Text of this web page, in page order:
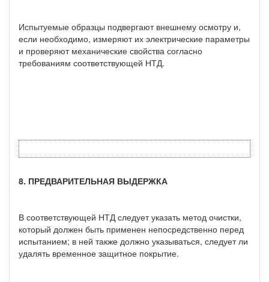
Испытуемые образцы подвергают внешнему осмотру и,
если необходимо, измеряют их электрические параметры
и проверяют механические свойства согласно
требованиям соответствующей НТД.
8. ПРЕДВАРИТЕЛЬНАЯ ВЫДЕРЖКА
В соответствующей НТД следует указать метод очистки,
который должен быть применен непосредственно перед
испытанием; в ней также должно указываться, следует ли
удалять временное защитное покрытие.